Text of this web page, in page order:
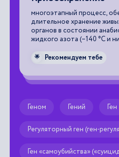
многоэтапный процесс,
длительное хранение
органов в состоянии
жидкого азота (–140 °С и
🌟 Рекомендуем тебе
Геном Гений Ген
Регуляторный ген (ген-
Ген «самоубийства»